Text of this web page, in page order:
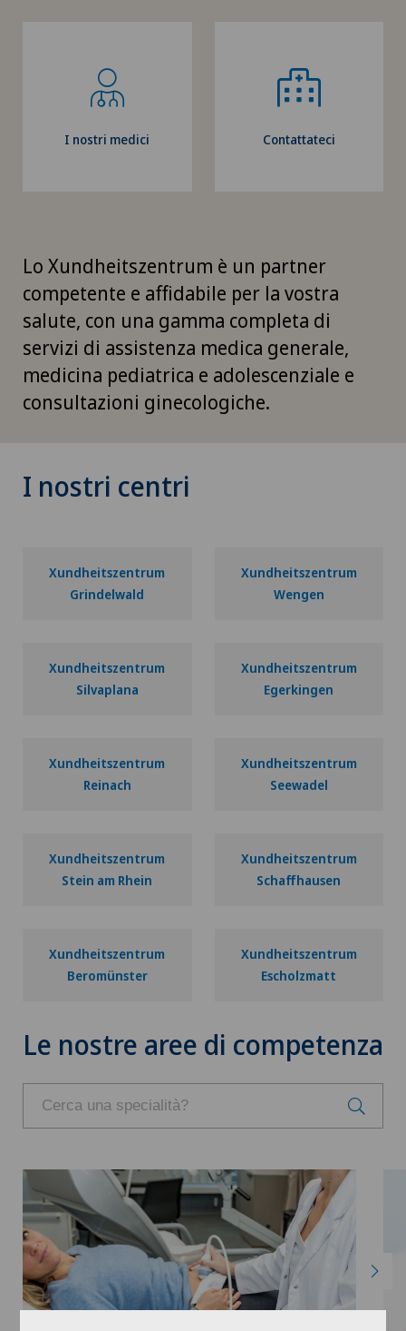
I nostri medici Contattateci
Lo Xundheitszentrum è un partner
competente e affidabile per la vostra
salute, con una gamma completa di
servizi di assistenza medica generale,
medicina pediatrica e adolescenziale e
consultazioni ginecologiche.
I nostri centri
Xundheitszentrum
Grindelwald
Xundheitszentrum
Wengen
Xundheitszentrum
Silvaplana
Xundheitszentrum
Egerkingen
Xundheitszentrum
Reinach
Xundheitszentrum
Seewadel
Xundheitszentrum
Stein am Rhein
Xundheitszentrum
Schaffhausen
Xundheitszentrum
Beromünster
Xundheitszentrum
Escholzmatt
Le nostre aree di competenza